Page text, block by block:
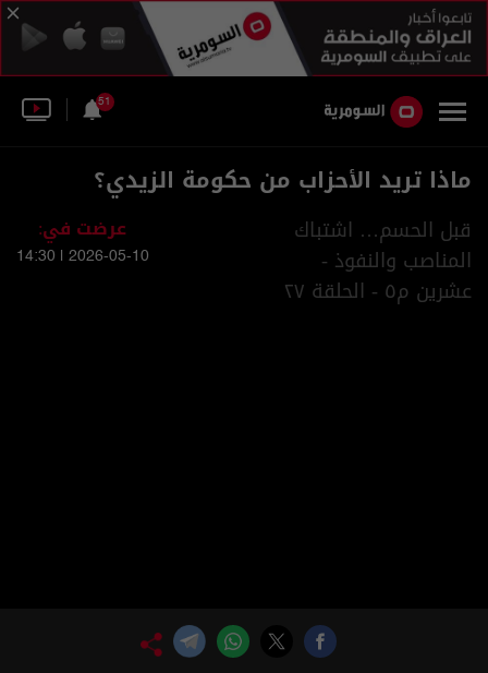
51
ماذا تريد الأحزاب من حكومة الزيدي؟
قبل الحسم… اشتباك
المناصب والنفوذ -
عشرين م٥ - الحلقة ٢٧
عرضت في:
2026-05-10 | 14:30